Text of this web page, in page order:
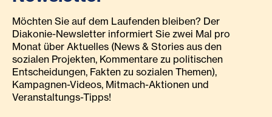
Möchten Sie auf dem Laufenden bleiben? Der
Diakonie-Newsletter informiert Sie zwei Mal pro
Monat über Aktuelles (News & Stories aus den
sozialen Projekten, Kommentare zu politischen
Entscheidungen, Fakten zu sozialen Themen),
Kampagnen-Videos, Mitmach-Aktionen und
Veranstaltungs-Tipps!